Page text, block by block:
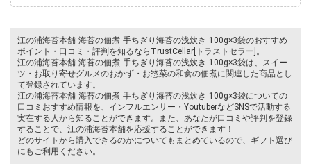
江の浦海苔本舗 海苔の佃煮 手ちぎり海苔の浅炊き 100g×3袋のおすすめ
ポイント・口コミ・評判を知るならTrustCellar[トラストセラー]。
江の浦海苔本舗 海苔の佃煮 手ちぎり海苔の浅炊き 100g×3袋は、スイー
ツ・お取り寄せグルメのおかず・お惣菜の和食の佃煮に関連した商品とし
て登録されています。
江の浦海苔本舗 海苔の佃煮 手ちぎり海苔の浅炊き 100g×3袋についての
口コミおすすめ情報を、インフルエンサー・YoutuberなどSNSで活動する
実在する人から知ることができます。また、あなたが口コミや評判を登録
することで、江の浦海苔本舗を応援することができます！
どのサイトから購入できるのかについてもまとめているので、ギフト選び
にもご利用ください。